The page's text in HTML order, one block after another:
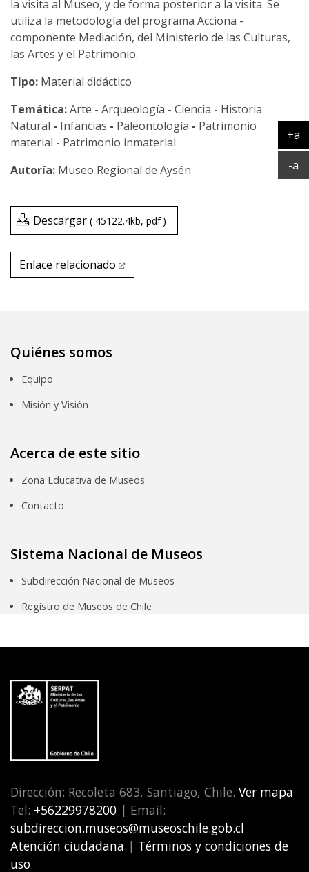
la visita al Museo, y de forma posterior a la visita. Se
utiliza la metodología del programa Acciona -
componente Mediación, del Ministerio de las Culturas,
las Artes y el Patrimonio.
Tipo: Material didáctico
Temática:Arte - Arqueología - Ciencia - Historia
Natural - Infancias - Paleontología - Patrimonio
material - Patrimonio inmaterial
Museo Regional de Aysén
Descargar 45122.4kb pdf
Enlace relacionado Enlace relacionado
Quiénes somos
Equipo
Misión y Visión
Acerca de este sitio
Zona Educativa de Museos
Contacto
Sistema Nacional de Museos
Subdirección Nacional de Museos
Registro de Museos de Chile
Dirección: Recoleta 683, Santiago, Chile. Ver mapa
Tel: +56229978200 | Email:
subdireccion.museos@museoschile.gob.cl
Atención ciudadana | Términos y condiciones de
uso
+a
-a